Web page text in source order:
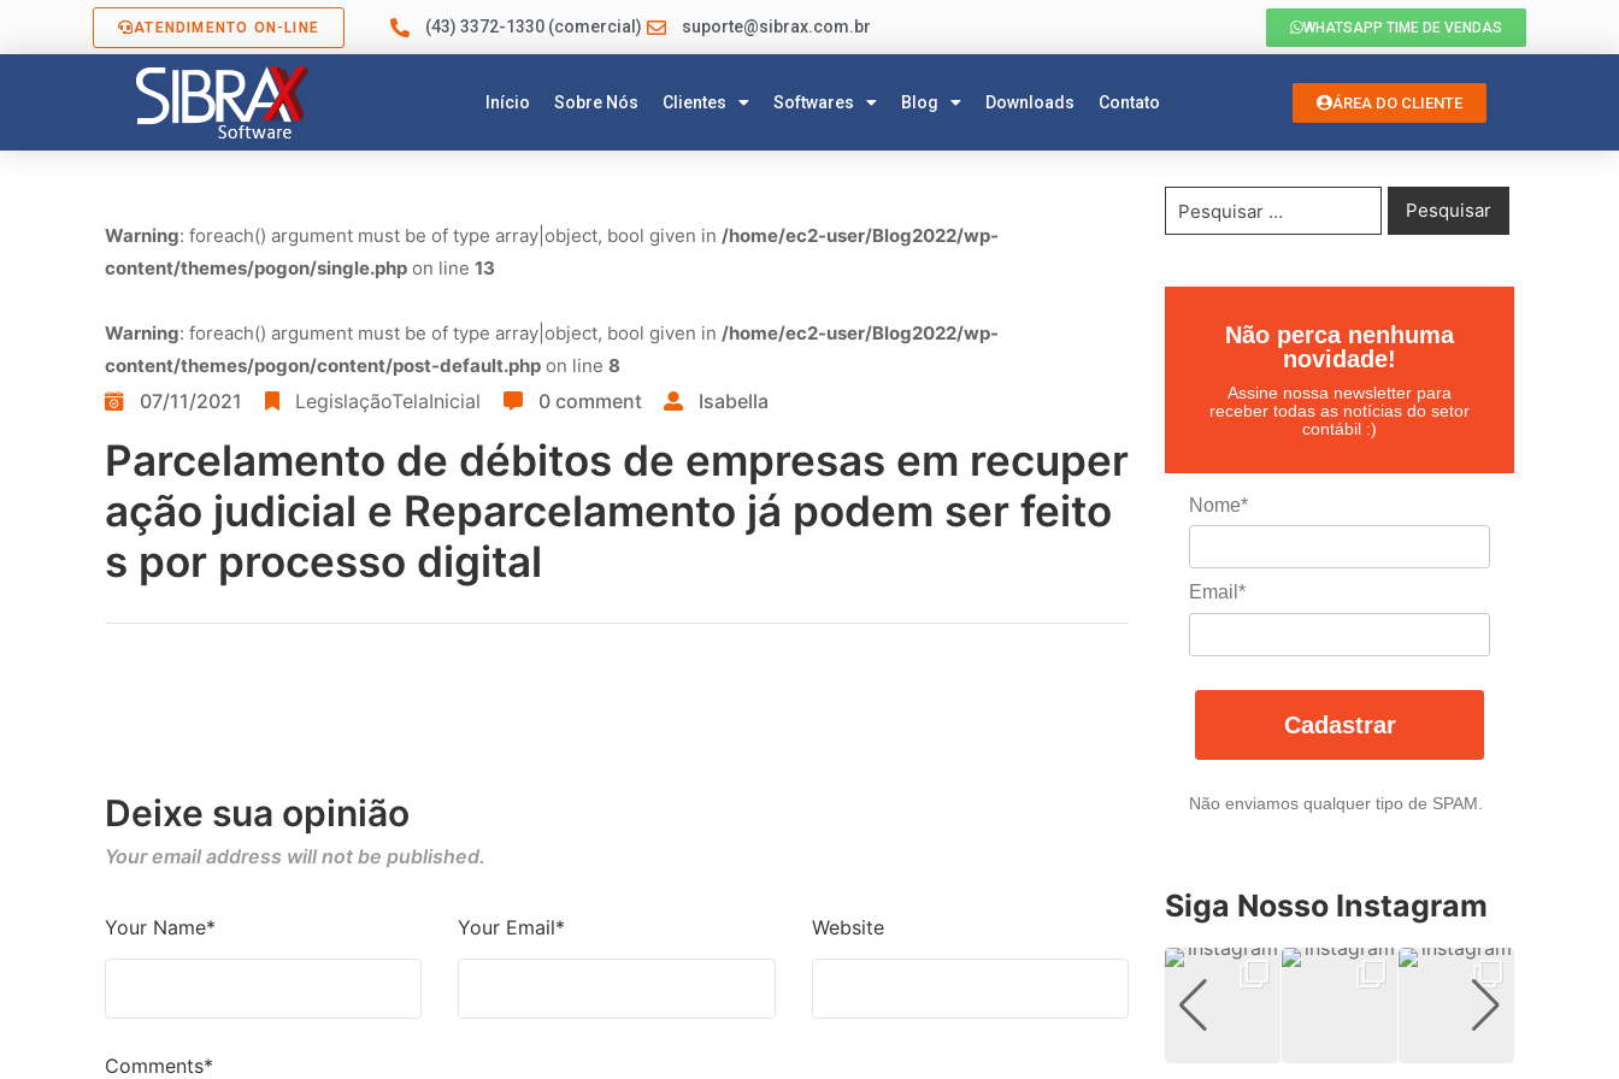
ATENDIMENTO ON-LINE (43) 3372-1330 (comercial) suporte@sibrax.com.br WHATSAPP TIME DE VENDAS
Início Sobre Nós Clientes Softwares Blog Downloads Contato ÁREA DO CLIENTE
Warning: foreach() argument must be of type array|object, bool given in /home/ec2-user/Blog2022/wp-
content/themes/pogon/single.php on line 13
Warning: foreach() argument must be of type array|object, bool given in /home/ec2-user/Blog2022/wp-
content/themes/pogon/content/post-default.php on line 8
07/11/2021 LegislaçãoTelaInicial 0 comment Isabella
Parcelamento de débitos de empresas em recuper
ação judicial e Reparcelamento já podem ser feito
s por processo digital
Deixe sua opinião
Your email address will not be published.
Comments*
Your Name* Your Email* Website
Não perca nenhuma
novidade!
Assine nossa newsletter para
receber todas as notícias do setor
contábil :)
Nome*
Email*
Cadastrar
Não enviamos qualquer tipo de SPAM.
Siga Nosso Instagram